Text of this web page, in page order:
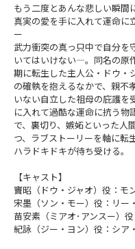
もう二度とあんな悲しい瞬
真実の愛を手に入れて運命に
ー
武力衝突の真っ只中で自分を
いてはいけない―。同名の原
期に転生した主人公・ドウ・
の確執を抱えるなかで、親不
いない自立した祖母の庇護
に入れて過酷な運命に抗う物
で、裏切り、嫉妬といった人
つ、ラブストーリーを軸に転
ハラドキドキが待ち受ける。
【キャスト】
竇昭（ドウ・ジャオ）役：モ
宋墨（ソン・モー）役：リー
苗安素（ミアオ･アンスー）
紀詠（ジー・ヨン）役：シア